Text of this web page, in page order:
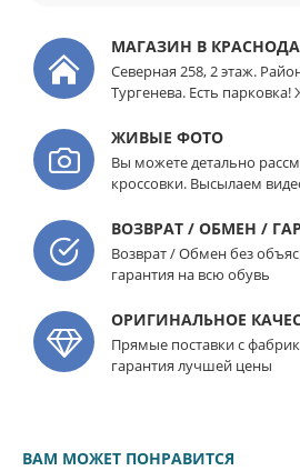
МАГАЗИН В
Северная 258, 2 этаж.
Тургенева. Есть парковка!
ЖИВЫЕ ФОТО
Вы можете детально
кроссовки. Высылаем
ВОЗВРАТ / ОБМЕН /
Возврат / Обмен без
гарантия на всю обувь
ОРИГИНАЛЬНОЕ
Прямые поставки с
гарантия лучшей цены
ВАМ МОЖЕТ ПОНРАВИТСЯ